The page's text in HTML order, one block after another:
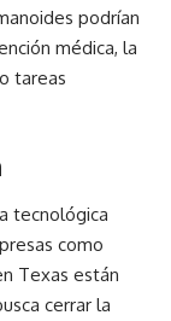
podrían
médica, la
tareas
tecnológica
como
Texas están
cerrar la